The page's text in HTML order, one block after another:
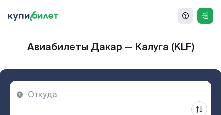
Авиабилеты Дакар — Калуга (KLF)